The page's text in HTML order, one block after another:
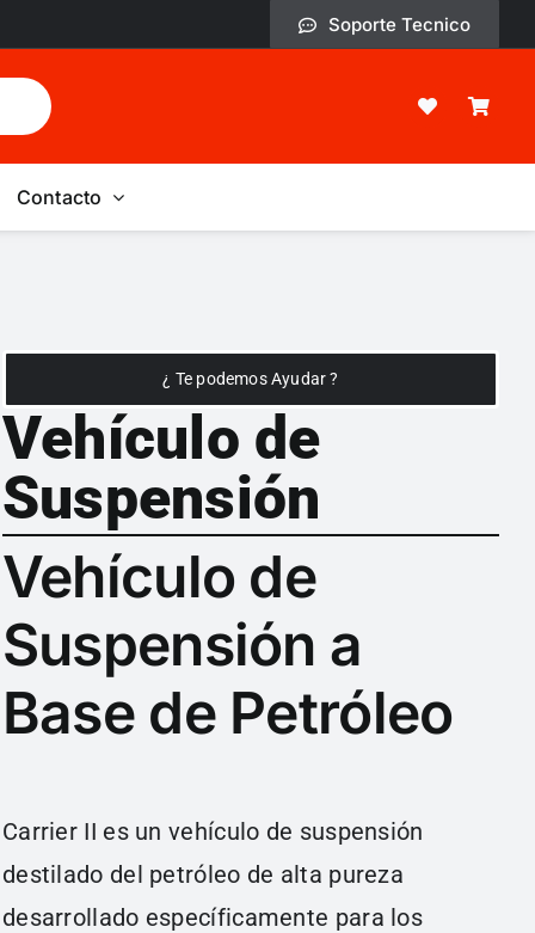
Soporte Tecnico
Contacto
¿ Te podemos Ayudar ?
Vehículo de
Suspensión
Vehículo de
Suspensión a
Base de Petróleo
Carrier II es un vehículo de suspensión
destilado del petróleo de alta pureza
desarrollado específicamente para los